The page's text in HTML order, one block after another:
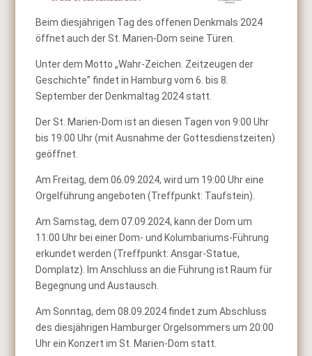
Beim diesjährigen Tag des offenen Denkmals 2024
öffnet auch der St. Marien-Dom seine Türen.
Unter dem Motto „Wahr-Zeichen. Zeitzeugen der
Geschichte” findet in Hamburg vom 6. bis 8.
September der Denkmaltag 2024 statt.
Der St. Marien-Dom ist an diesen Tagen von 9:00 Uhr
bis 19:00 Uhr (mit Ausnahme der Gottesdienstzeiten)
geöffnet.
Am Freitag, dem 06.09.2024, wird um 19:00 Uhr eine
Orgelführung angeboten (Treffpunkt: Taufstein).
Am Samstag, dem 07.09.2024, kann der Dom um
11:00 Uhr bei einer Dom- und Kolumbariums-Führung
erkundet werden (Treffpunkt: Ansgar-Statue,
Domplatz). Im Anschluss an die Führung ist Raum für
Begegnung und Austausch.
Am Sonntag, dem 08.09.2024 findet zum Abschluss
des diesjährigen Hamburger Orgelsommers um 20:00
Uhr ein Konzert im St. Marien-Dom statt.